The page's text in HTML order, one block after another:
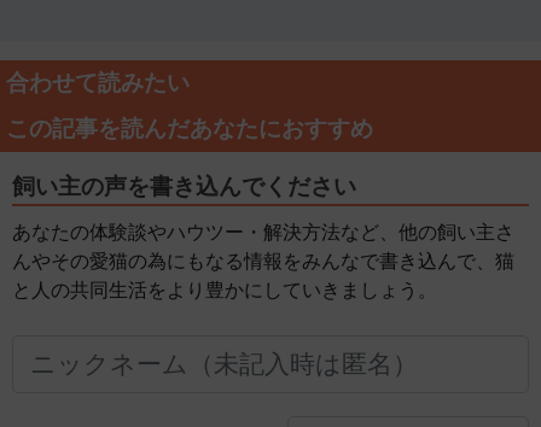
合わせて読みたい
この記事を読んだあなたにおすすめ
飼い主の声を書き込んでください
あなたの体験談やハウツー・解決方法など、他の飼い主さ
んやその愛猫の為にもなる情報をみんなで書き込んで、猫
と人の共同生活をより豊かにしていきましょう。